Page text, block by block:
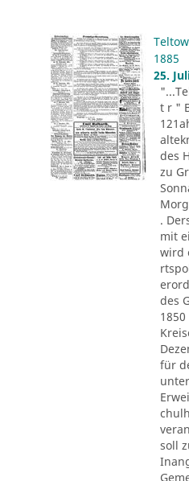
1885
25.
t r "
des
zu
.
mit
wird
des
für
soll